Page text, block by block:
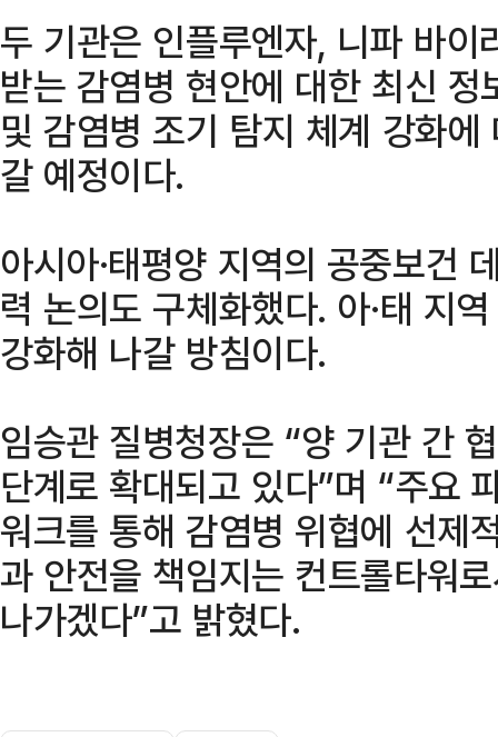
두 기관은 인플루엔자, 니파 바
받는 감염병 현안에 대한 최신
및 감염병 조기 탐지 체계 강화
갈 예정이다.
아시아·태평양 지역의 공중보건
력 논의도 구체화했다. 아·태 지
강화해 나갈 방침이다.
임승관 질병청장은 “양 기관 간
단계로 확대되고 있다”며 “주요
워크를 통해 감염병 위협에 선제
과 안전을 책임지는 컨트롤타워
나가겠다”고 밝혔다.